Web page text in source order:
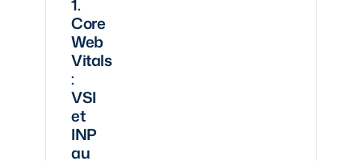
Core
Web
Vitals
:
VSI
et
INP
au